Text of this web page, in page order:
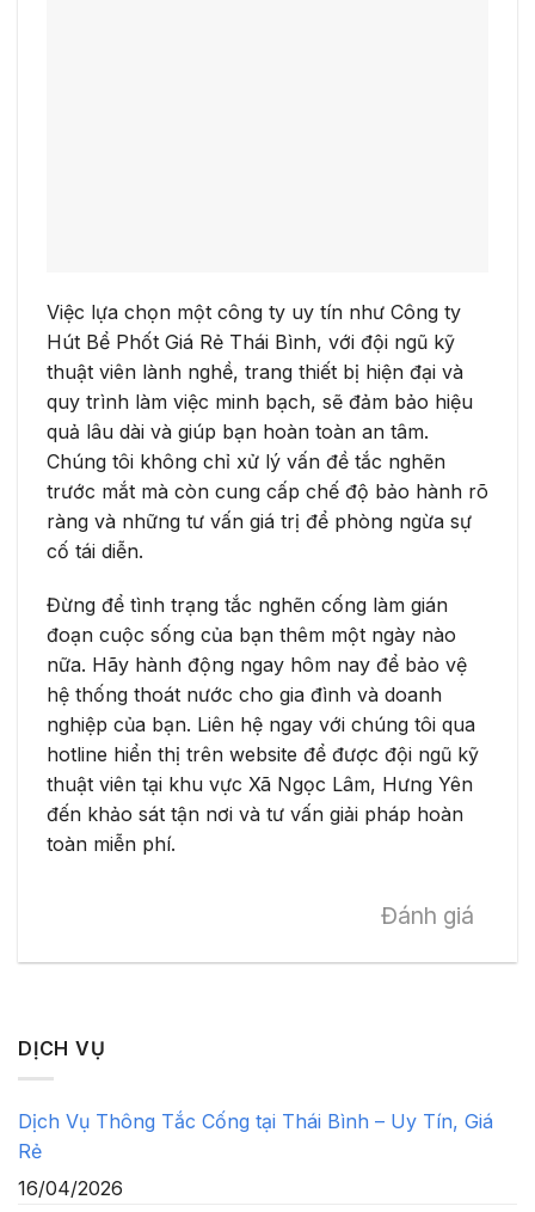
Việc lựa chọn một công ty uy tín như Công ty
Hút Bể Phốt Giá Rẻ Thái Bình, với đội ngũ kỹ
thuật viên lành nghề, trang thiết bị hiện đại và
quy trình làm việc minh bạch, sẽ đảm bảo hiệu
quả lâu dài và giúp bạn hoàn toàn an tâm.
Chúng tôi không chỉ xử lý vấn đề tắc nghẽn
trước mắt mà còn cung cấp chế độ bảo hành rõ
ràng và những tư vấn giá trị để phòng ngừa sự
cố tái diễn.
Đừng để tình trạng tắc nghẽn cống làm gián
đoạn cuộc sống của bạn thêm một ngày nào
nữa. Hãy hành động ngay hôm nay để bảo vệ
hệ thống thoát nước cho gia đình và doanh
nghiệp của bạn. Liên hệ ngay với chúng tôi qua
hotline hiển thị trên website để được đội ngũ kỹ
thuật viên tại khu vực Xã Ngọc Lâm, Hưng Yên
đến khảo sát tận nơi và tư vấn giải pháp hoàn
toàn miễn phí.
Đánh giá
DỊCH VỤ
Dịch Vụ Thông Tắc Cống tại Thái Bình – Uy Tín, Giá
Rẻ
16/04/2026